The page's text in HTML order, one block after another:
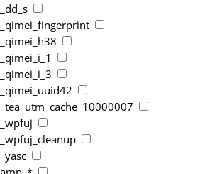
_dd_s
_qimei_fingerprint
_qimei_h38
_qimei_i_1
_qimei_i_3
_qimei_uuid42
_tea_utm_cache_10000007
_wpfuj
_wpfuj_cleanup
_yasc